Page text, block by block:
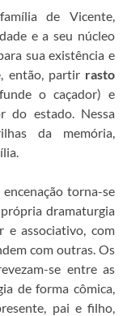
de Vicente,
e a seu núcleo
sua existência e
então, partir rasto
o caçador) e
do estado. Nessa
da memória,
torna-se
dramaturgia
e associativo, com
com outras. Os
se entre as
de forma cômica,
pai e filho,